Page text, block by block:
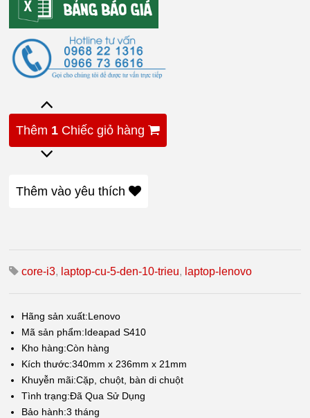
Thêm 1 Chiếc giỏ hàng
Thêm vào yêu thích
core-i3, laptop-cu-5-den-10-trieu, laptop-lenovo
Hãng sản xuất:Lenovo
Mã sản phẩm:Ideapad S410
Kho hàng:Còn hàng
Kích thước:340mm x 236mm x 21mm
Khuyễn mãi:Cặp, chuột, bàn di chuột
Tình trạng:Đã Qua Sử Dụng
Bảo hành:3 tháng